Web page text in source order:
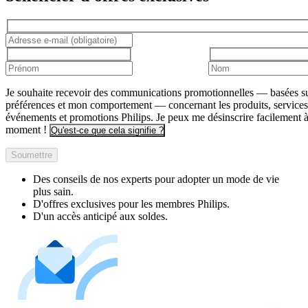
Je souhaite recevoir des communications promotionnelles — basées
préférences et mon comportement — concernant les produits,
événements et promotions Philips. Je peux me désinscrire facilement
moment ! Qu'est-ce que cela signifie ?
Soumettre
Des conseils de nos experts pour adopter un mode de vie
plus sain.
D'offres exclusives pour les membres Philips.
D'un accès anticipé aux soldes.